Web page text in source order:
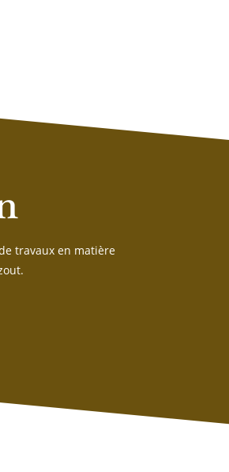
travaux en matière